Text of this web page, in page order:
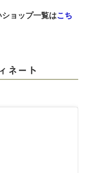
ョップ一覧はこち
ネート